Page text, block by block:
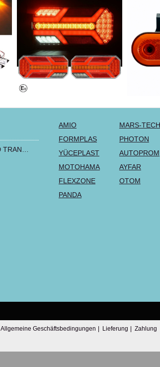
AMIO
MARS-TECH
FORMPLAS
PHOTON
YÜCEPLAST
AUTOPROM
MOTOHAMA
AYFAR
FLEXZONE
OTOM
PANDA
Allgemeine Geschäftsbedingungen | Lieferung | Zahlung